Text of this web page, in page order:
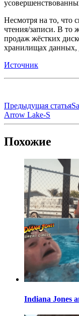
Несмотря на то, что
чтения/записи. В то
продаж жёстких
хранилищах данных,
Источник
Предыдущая статья
Arrow Lake-S
Похожие
Indiana Jones